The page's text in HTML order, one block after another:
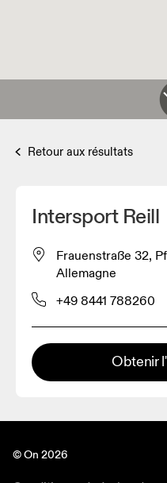
Retour aux résultats
Intersport Reill
Frauenstraße 32,
Allemagne
+49 8441 788260
Obtenir
© On 2026